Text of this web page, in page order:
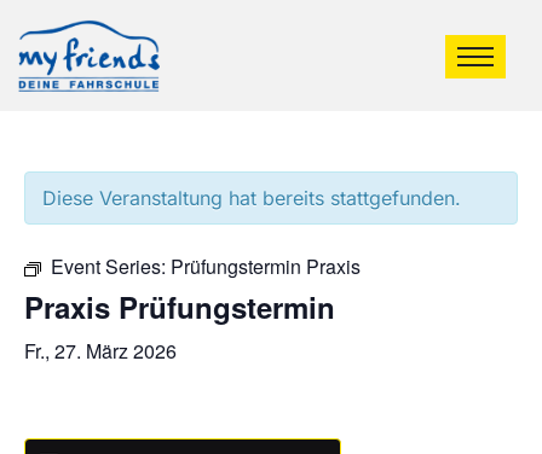
Diese Veranstaltung hat bereits stattgefunden.
Event Series: Prüfungstermin Praxis
Praxis Prüfungstermin
Fr., 27. März 2026